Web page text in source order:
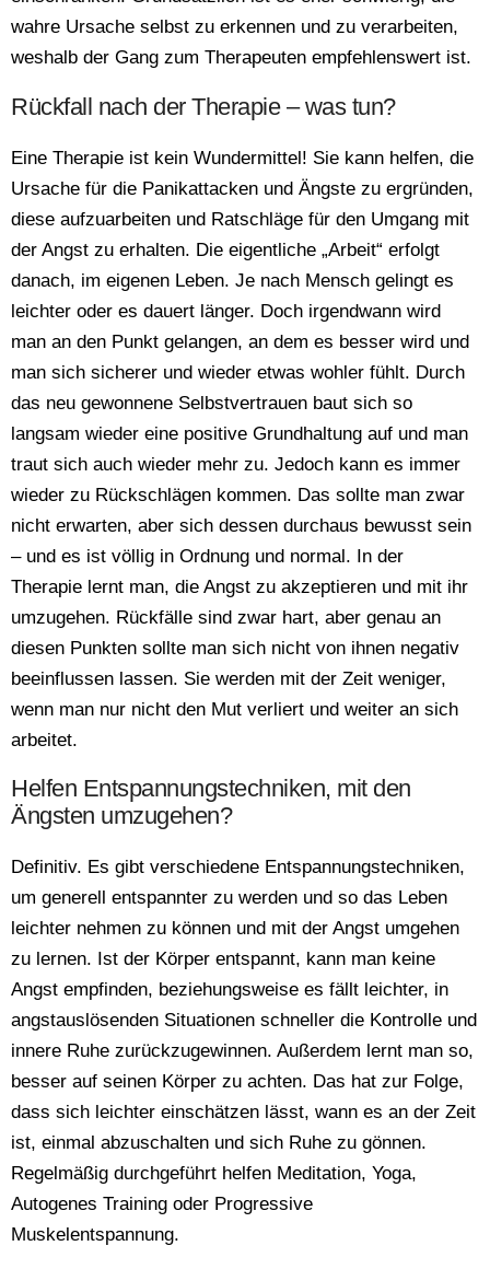
wahre Ursache selbst zu erkennen und zu verarbeiten,
weshalb der Gang zum Therapeuten empfehlenswert ist.
Rückfall nach der Therapie – was tun?
Eine Therapie ist kein Wundermittel! Sie kann helfen, die
Ursache für die Panikattacken und Ängste zu ergründen,
diese aufzuarbeiten und Ratschläge für den Umgang mit
der Angst zu erhalten. Die eigentliche „Arbeit“ erfolgt
danach, im eigenen Leben. Je nach Mensch gelingt es
leichter oder es dauert länger. Doch irgendwann wird
man an den Punkt gelangen, an dem es besser wird und
man sich sicherer und wieder etwas wohler fühlt. Durch
das neu gewonnene Selbstvertrauen baut sich so
langsam wieder eine positive Grundhaltung auf und man
traut sich auch wieder mehr zu. Jedoch kann es immer
wieder zu Rückschlägen kommen. Das sollte man zwar
nicht erwarten, aber sich dessen durchaus bewusst sein
– und es ist völlig in Ordnung und normal. In der
Therapie lernt man, die Angst zu akzeptieren und mit ihr
umzugehen. Rückfälle sind zwar hart, aber genau an
diesen Punkten sollte man sich nicht von ihnen negativ
beeinflussen lassen. Sie werden mit der Zeit weniger,
wenn man nur nicht den Mut verliert und weiter an sich
arbeitet.
Helfen Entspannungstechniken, mit den
Ängsten umzugehen?
Definitiv. Es gibt verschiedene Entspannungstechniken,
um generell entspannter zu werden und so das Leben
leichter nehmen zu können und mit der Angst umgehen
zu lernen. Ist der Körper entspannt, kann man keine
Angst empfinden, beziehungsweise es fällt leichter, in
angstauslösenden Situationen schneller die Kontrolle und
innere Ruhe zurückzugewinnen. Außerdem lernt man so,
besser auf seinen Körper zu achten. Das hat zur Folge,
dass sich leichter einschätzen lässt, wann es an der Zeit
ist, einmal abzuschalten und sich Ruhe zu gönnen.
Regelmäßig durchgeführt helfen Meditation, Yoga,
Autogenes Training oder Progressive
Muskelentspannung.